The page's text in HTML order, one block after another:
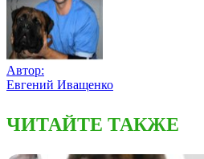
Автор:
Евгений Иващенко
ЧИТАЙТЕ ТАКЖЕ